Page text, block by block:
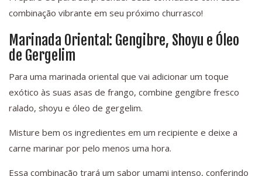
combinação vibrante em seu próximo churrasco!
Marinada Oriental: Gengibre, Shoyu e Óleo
de Gergelim
Para uma marinada oriental que vai adicionar um toque
exótico às suas asas de frango, combine gengibre fresco
ralado, shoyu e óleo de gergelim.
Misture bem os ingredientes em um recipiente e deixe a
carne marinar por pelo menos uma hora.
Essa combinação trará um sabor umami intenso, conferindo